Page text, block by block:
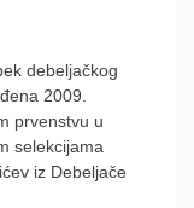
debeljačkog
2009.
prvenstvu u
selekcijama
iz Debeljače